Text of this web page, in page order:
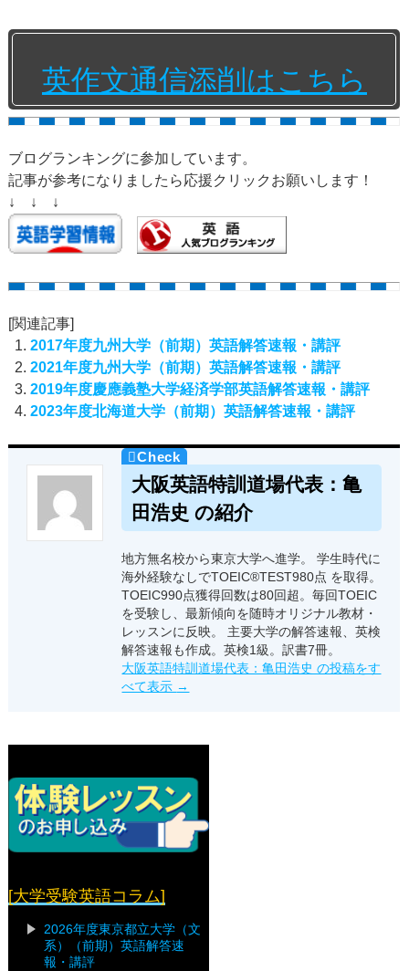
英作文通信添削はこちら
ブログランキングに参加しています。
記事が参考になりましたら応援クリックお願いします！
↓ ↓ ↓
[関連記事]
2017年度九州大学（前期）英語解答速報・講評
2021年度九州大学（前期）英語解答速報・講評
2019年度慶應義塾大学経済学部英語解答速報・講評
2023年度北海道大学（前期）英語解答速報・講評
大阪英語特訓道場代表：亀
田浩史 の紹介
地方無名校から東京大学へ進学。 学生時代に
海外経験なしでTOEIC®TEST980点 を取得。
TOEIC990点獲得回数は80回超。毎回TOEIC
を受験し、最新傾向を随時オリジナル教材・
レッスンに反映。 主要大学の解答速報、英検
解答速報も作成。英検1級。訳書7冊。
大阪英語特訓道場代表：亀田浩史 の投稿をす
べて表示 →
[大学受験英語コラム]
2026年度東京都立大学（文
系）（前期）英語解答速
報・講評